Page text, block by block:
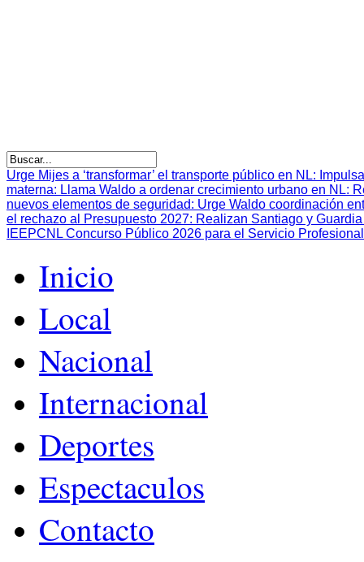
Urge Mijes a ‘transformar’ el transporte público en NL:
materna: Llama Waldo a ordenar crecimiento urbano en NL:
nuevos elementos de seguridad: Urge Waldo coordinación
el rechazo al Presupuesto 2027: Realizan Santiago y
IEEPCNL Concurso Público 2026 para el Servicio
Inicio
Local
Nacional
Internacional
Deportes
Espectaculos
Contacto